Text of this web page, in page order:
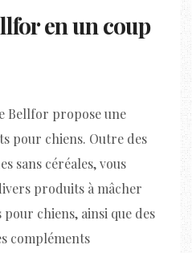
en un coup
Bellfor propose une
pour chiens. Outre des
sans céréales, vous
produits à mâcher
chiens, ainsi que des
compléments